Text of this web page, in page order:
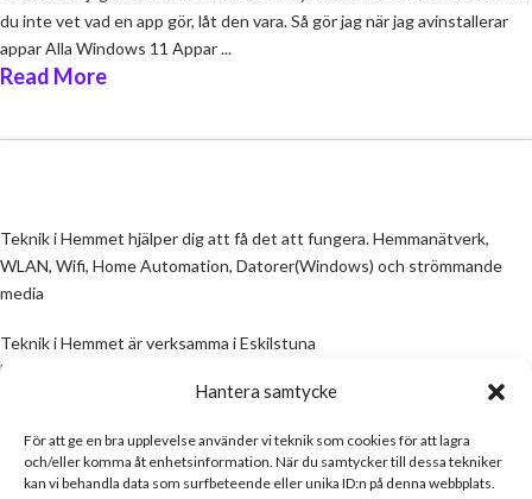
Hantera samtycke
För att ge en bra upplevelse använder vi teknik som cookies för att lagra
och/eller komma åt enhetsinformation. När du samtycker till dessa tekniker
kan vi behandla data som surfbeteende eller unika ID:n på denna webbplats.
du inte vet vad en app gör, låt den vara. Så gör jag när jag avinstallerar
appar Alla Windows 11 Appar ...
Read More
Teknik i Hemmet hjälper dig att få det att fungera. Hemmanätverk,
WLAN, Wifi, Home Automation, Datorer(Windows) och strömmande
media
Teknik i Hemmet är verksamma i Eskilstuna
Email:
All information på denna sida skall ses som en guide, inte en manual. Om
information på sidan inte stämmer och/eller är felaktig, skicka gärna ett